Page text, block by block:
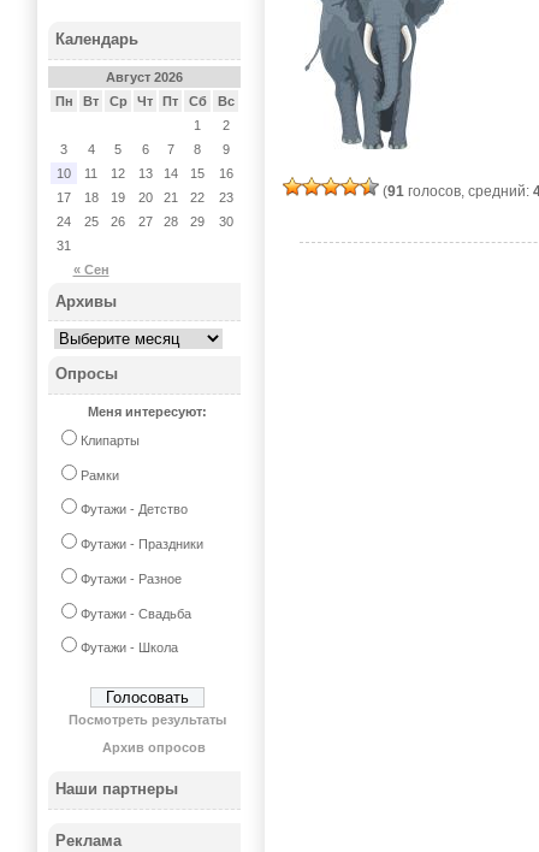
(91 голосов, средний:
Календарь
Август 2026
Пн
Вт Ср Чт Пт Сб Вс
« Сен
1
2
3
4 5 6 7 8
9
10
11 12 13 14 15
16
17
18 19 20 21 22
23
24
25 26 27 28 29
30
31
Архивы
Опросы
Меня интересуют:
Клипарты
Рамки
Футажи - Детство
Футажи - Праздники
Футажи - Разное
Футажи - Свадьба
Футажи - Школа
Посмотреть результаты
Архив опросов
Наши партнеры
Реклама